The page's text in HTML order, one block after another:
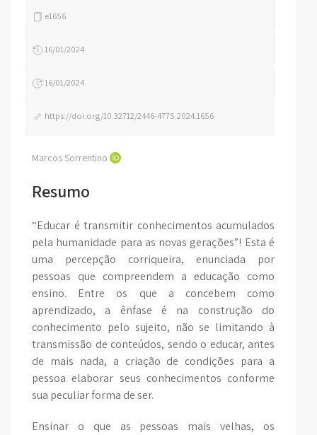
e1656
16/01/2024
16/01/2024
https://doi.org/10.32712/2446-4775.2024.1656
Marcos Sorrentino
Resumo
“Educar é transmitir conhecimentos acumulados
pela humanidade para as novas gerações”! Esta é
uma percepção corriqueira, enunciada por
pessoas que compreendem a educação como
ensino. Entre os que a concebem como
aprendizado, a ênfase é na construção do
conhecimento pelo sujeito, não se limitando à
transmissão de conteúdos, sendo o educar, antes
de mais nada, a criação de condições para a
pessoa elaborar seus conhecimentos conforme
sua peculiar forma de ser.
Ensinar o que as pessoas mais velhas, os